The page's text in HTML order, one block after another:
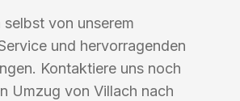
von unserem
und hervorragenden
Kontaktiere uns noch
Umzug von Villach nach